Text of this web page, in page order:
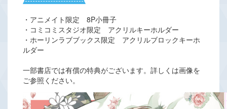
・アニメイト限定 8P小冊子
・コミコミスタジオ限定 アクリルキーホルダー
・ホーリンラブブックス限定 アクリルブロックキーホ
ルダー
一部書店では有償の特典がございます。詳しくは画像を
ご参照ください。